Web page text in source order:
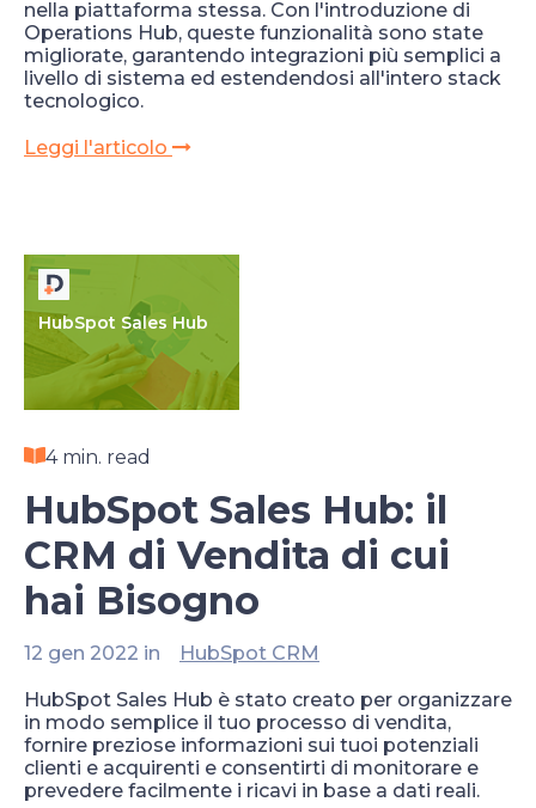
nella piattaforma stessa. Con l'introduzione di
Operations Hub, queste funzionalità sono state
migliorate, garantendo integrazioni più semplici a
livello di sistema ed estendendosi all'intero stack
tecnologico.
Leggi l'articolo
HubSpot Sales Hub
4 min. read
HubSpot Sales Hub: il
CRM di Vendita di cui
hai Bisogno
12 gen 2022 in HubSpot CRM
HubSpot Sales Hub è stato creato per organizzare
in modo semplice il tuo processo di vendita,
fornire preziose informazioni sui tuoi potenziali
clienti e acquirenti e consentirti di monitorare e
prevedere facilmente i ricavi in base a dati reali.